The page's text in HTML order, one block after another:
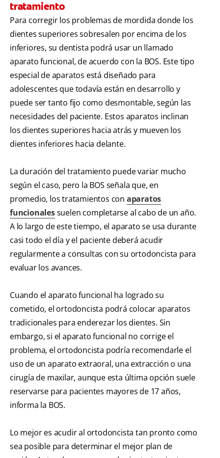
tratamiento
Para corregir los problemas de mordida donde los
dientes superiores sobresalen por encima de los
inferiores, su dentista podrá usar un llamado
aparato funcional, de acuerdo con la BOS. Este tipo
especial de aparatos está diseñado para
adolescentes que todavía están en desarrollo y
puede ser tanto fijo como desmontable, según las
necesidades del paciente. Estos aparatos inclinan
los dientes superiores hacia atrás y mueven los
dientes inferiores hacia delante.
La duración del tratamiento puede variar mucho
según el caso, pero la BOS señala que, en
promedio, los tratamientos con aparatos
funcionalessuelen completarse al cabo de un año.
A lo largo de este tiempo, el aparato se usa durante
casi todo el día y el paciente deberá acudir
regularmente a consultas con su ortodoncista para
evaluar los avances.
Cuando el aparato funcional ha logrado su
cometido, el ortodoncista podrá colocar aparatos
tradicionales para enderezar los dientes. Sin
embargo, si el aparato funcional no corrige el
problema, el ortodoncista podría recomendarle el
uso de un aparato extraoral, una extracción o una
cirugía de maxilar, aunque esta última opción suele
reservarse para pacientes mayores de 17 años,
informa la BOS.
Lo mejor es acudir al ortodoncista tan pronto como
sea posible para determinar el mejor plan de